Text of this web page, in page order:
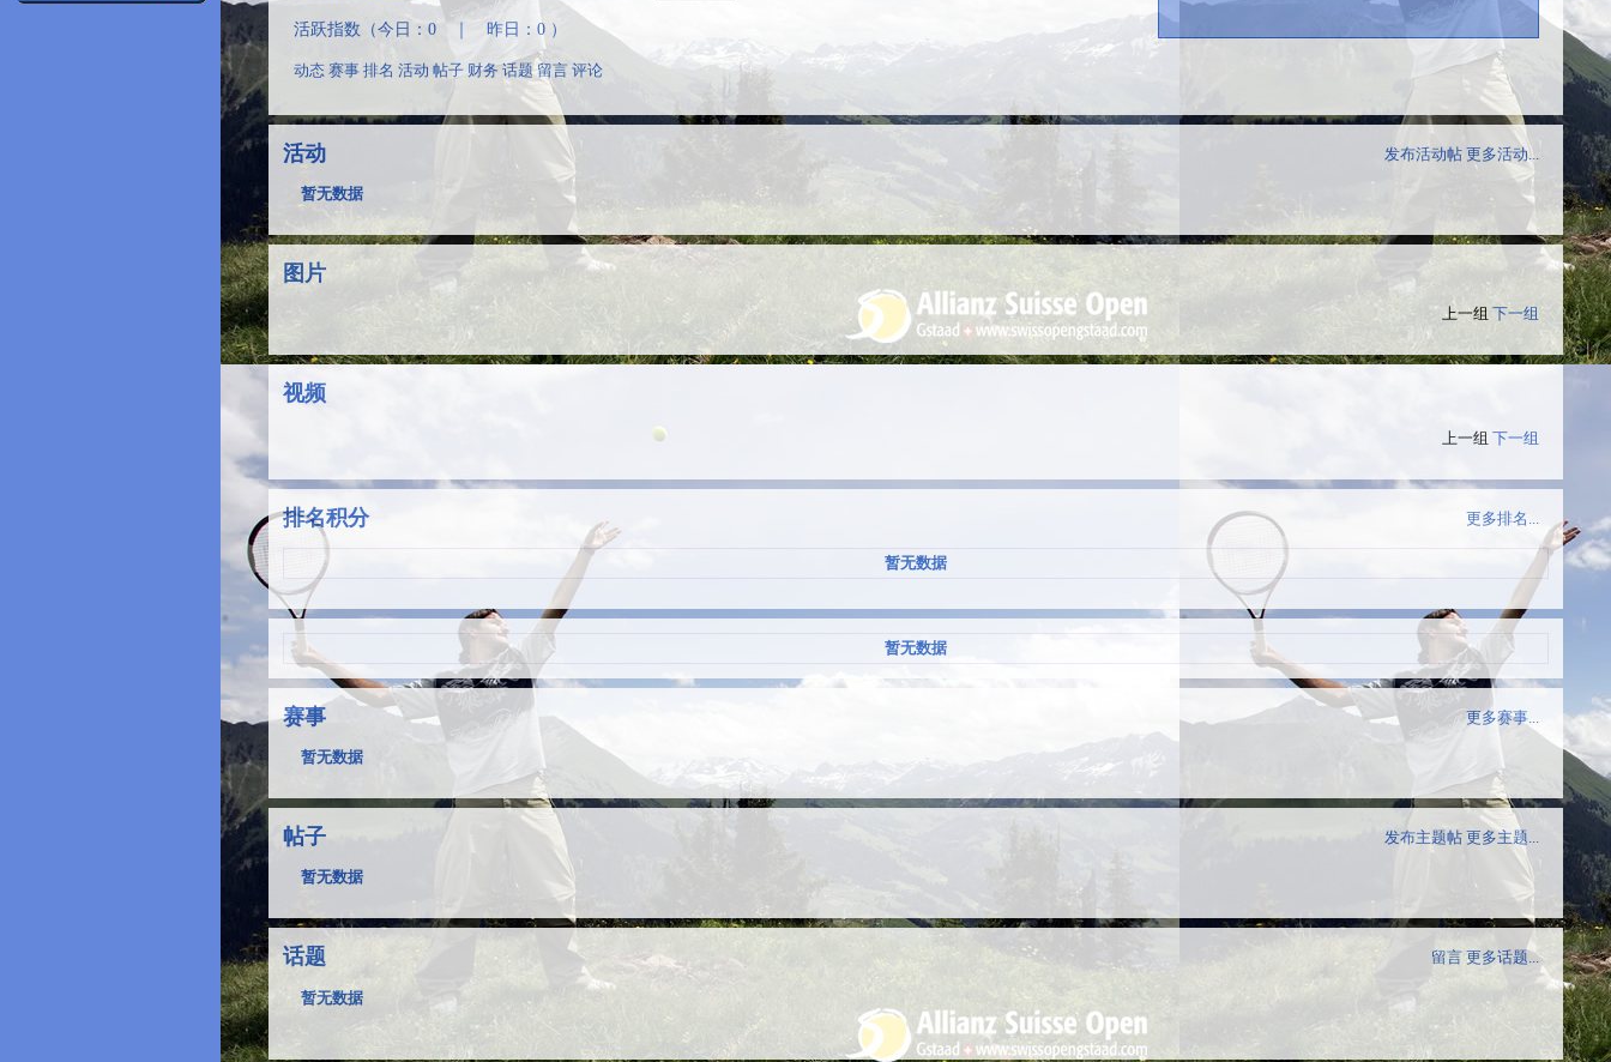
活跃指数（今日：0 ｜ 昨日：0 ）
动态 赛事 排名 活动 帖子 财务 话题 留言 评论
活动 发布活动帖 更多活动...
暂无数据
图片
上一组 下一组
视频
上一组 下一组
排名积分 更多排名...
暂无数据
暂无数据
赛事 更多赛事...
暂无数据
帖子 发布主题帖 更多主题...
暂无数据
话题 留言 更多话题...
暂无数据